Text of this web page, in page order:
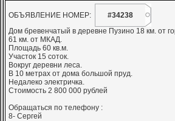
ОБЪЯВЛЕНИЕ НОМЕР:
#34238
Дом бревенчатый в деревне Пузино 18 км. от
61 км. от МКАД.
Площадь 60 кв.м.
Участок 15 соток.
Вокруг деревни леса.
В 10 метрах от дома большой пруд.
Недалеко электричка.
Стоимость 2 800 000 рублей
Обращаться по телефону :
8- Сергей